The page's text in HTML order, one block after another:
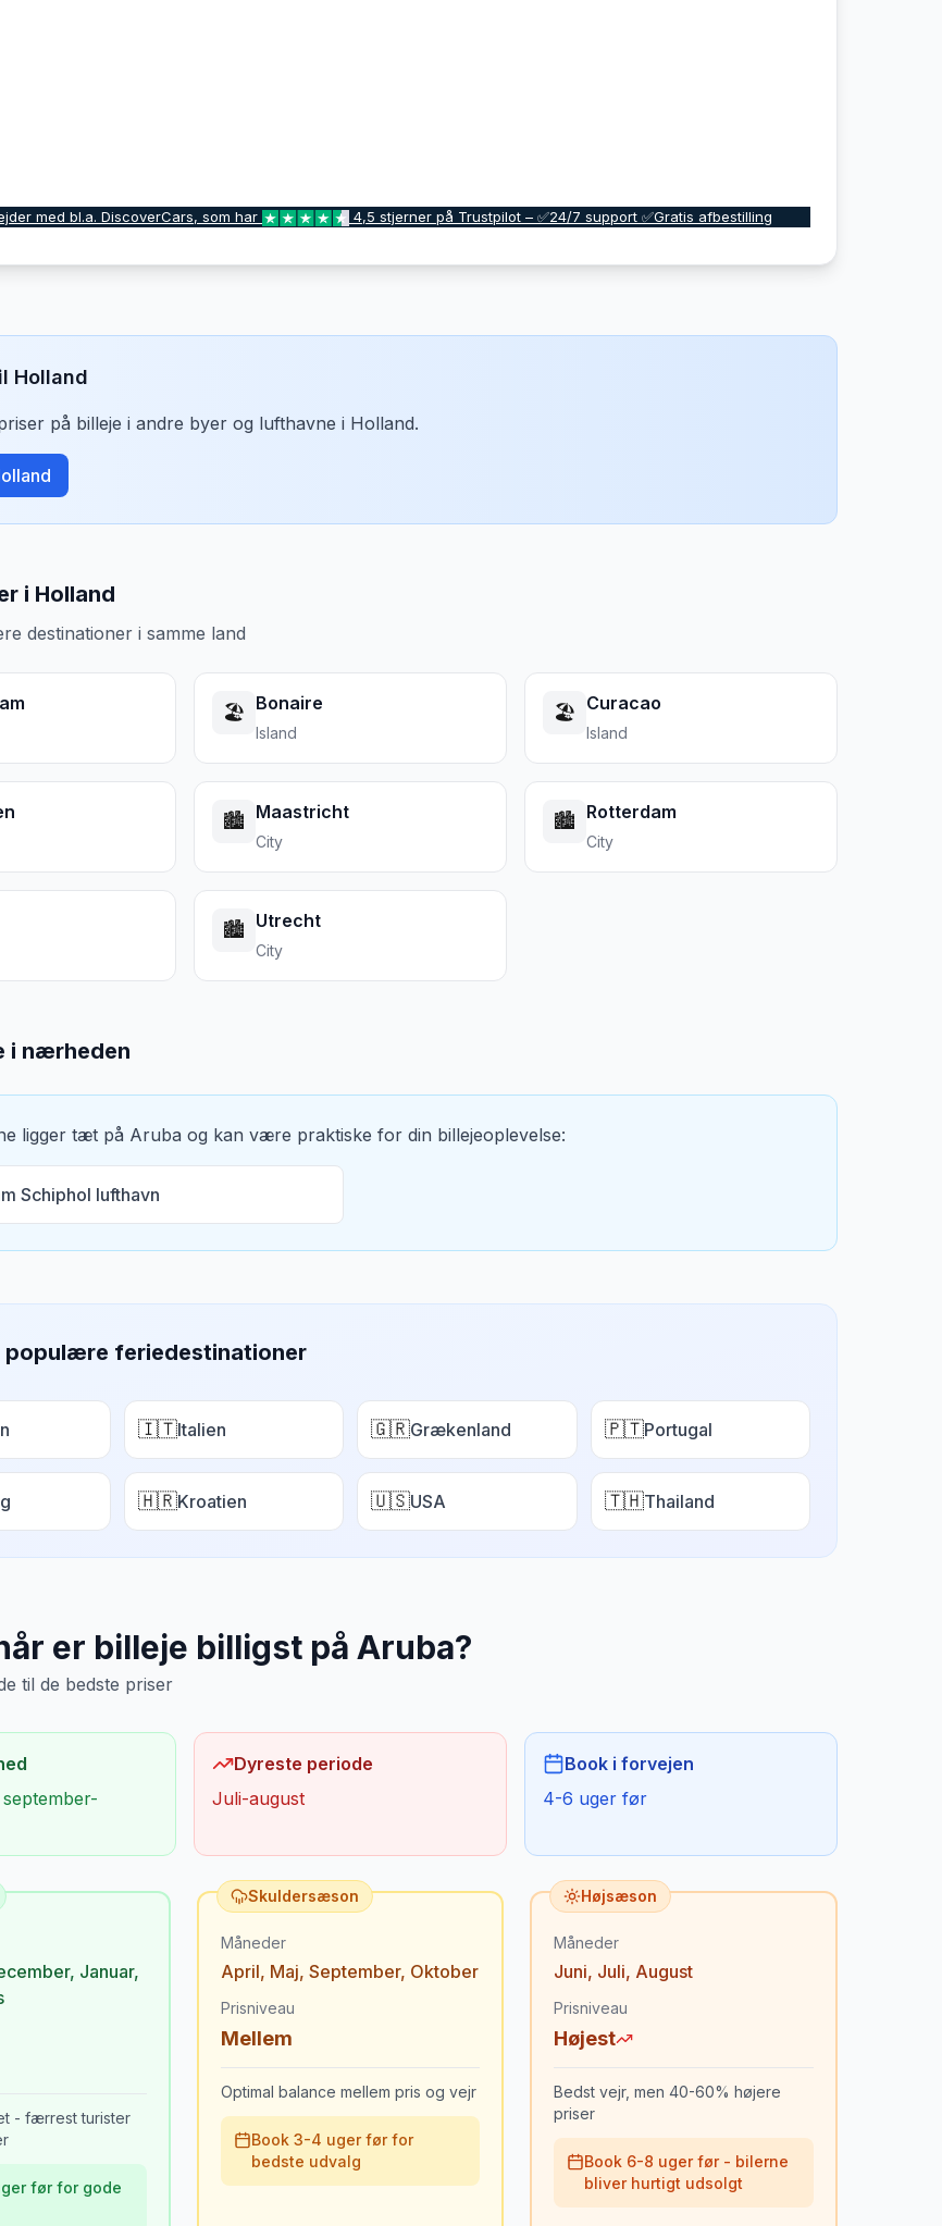
med bl.a. DiscoverCars, som har 4,5 stjerner på Trustpilot – ✅24/7 support ✅Gratis afbestilling
Holland
på billeje i andre byer og lufthavne i Holland.
i Holland
destinationer i samme land
🏖️ Bonaire
Island
🏖️ Curacao
Island
🏙️ Maastricht
City
🏙️ Rotterdam
City
🏙️ Utrecht
City
i nærheden
ligger tæt på Aruba og kan være praktiske for din billejeoplevelse:
Schiphol lufthavn
populære feriedestinationer
🇮🇹Italien 🇬🇷Grækenland 🇵🇹Portugal
🇭🇷Kroatien 🇺🇸USA 🇹🇭Thailand
er billeje billigst på Aruba?
til de bedste priser
Dyreste periode
Juli-august
Book i forvejen
4-6 uger før
, Januar,
- færrest turister
før for gode
Skuldersæson
Måneder
April, Maj, September, Oktober
Prisniveau
Mellem
Optimal balance mellem pris og vejr
Book 3-4 uger før for
bedste udvalg
Højsæson
Måneder
Juni, Juli, August
Prisniveau
Højest
Bedst vejr, men 40-60% højere
priser
Book 6-8 uger før - bilerne
bliver hurtigt udsolgt